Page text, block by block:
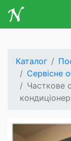
Каталог
Сервісне
Часткове